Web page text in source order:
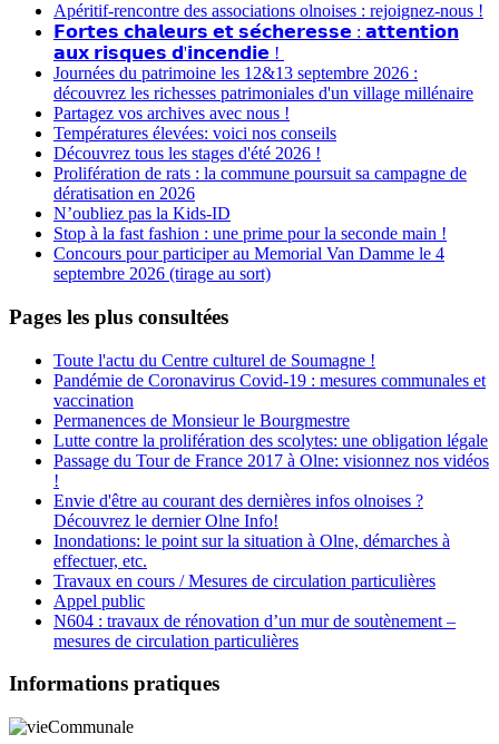
Apéritif-rencontre des associations olnoises : rejoignez-nous !
𝗙𝗼𝗿𝘁𝗲𝘀 𝗰𝗵𝗮𝗹𝗲𝘂𝗿𝘀 𝗲𝘁 𝘀𝗲́𝗰𝗵𝗲𝗿𝗲𝘀𝘀𝗲 : 𝗮𝘁𝘁𝗲𝗻𝘁𝗶𝗼𝗻
𝗮𝘂𝘅 𝗿𝗶𝘀𝗾𝘂𝗲𝘀 𝗱'𝗶𝗻𝗰𝗲𝗻𝗱𝗶𝗲 !
Journées du patrimoine les 12&13 septembre 2026 :
découvrez les richesses patrimoniales d'un village millénaire
Partagez vos archives avec nous !
Températures élevées: voici nos conseils
Découvrez tous les stages d'été 2026 !
Prolifération de rats : la commune poursuit sa campagne de
dératisation en 2026
N’oubliez pas la Kids-ID
Stop à la fast fashion : une prime pour la seconde main !
Concours pour participer au Memorial Van Damme le 4
septembre 2026 (tirage au sort)
Pages les plus consultées
Toute l'actu du Centre culturel de Soumagne !
Pandémie de Coronavirus Covid-19 : mesures communales et
vaccination
Permanences de Monsieur le Bourgmestre
Lutte contre la prolifération des scolytes: une obligation légale
Passage du Tour de France 2017 à Olne: visionnez nos vidéos
!
Envie d'être au courant des dernières infos olnoises ?
Découvrez le dernier Olne Info!
Inondations: le point sur la situation à Olne, démarches à
effectuer, etc.
Travaux en cours / Mesures de circulation particulières
Appel public
N604 : travaux de rénovation d’un mur de soutènement –
mesures de circulation particulières
Informations pratiques